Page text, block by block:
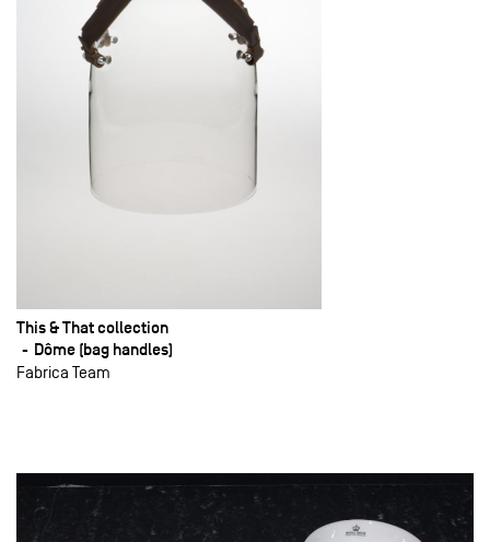
This & That collection
Dôme (bag handles)
Fabrica Team